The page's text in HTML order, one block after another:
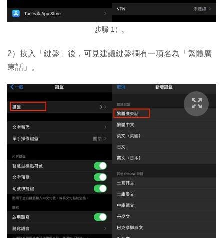
步驟 1）。
2）按入「鍵盤」後，可見建議鍵盤欄有一項名為「繁體廣
東話」。